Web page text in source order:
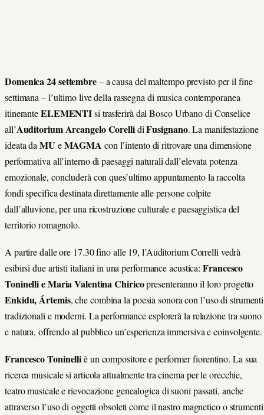
Domenica 24 settembre– a causa del maltempo previsto per il fine
settimana – l’ultimo live della rassegna di musica contemporanea
itineranteELEMENTIsi trasferirà dal Bosco Urbano di Conselice
all’Auditorium Arcangelo CorellidiFusignano. La manifestazione
ideata daMUeMAGMA con l’intento di ritrovare una dimensione
performativa all’interno di paesaggi naturali dall’elevata potenza
emozionale, concluderà con ques’ultimo appuntamento la raccolta
fondi specifica destinata direttamente alle persone colpite
dall’alluvione, per una ricostruzione culturale e paesaggistica del
territorio romagnolo.
A partire dalle ore 17.30 fino alle 19, l’Auditorium Correlli vedrà
esibirsi due artisti italiani in una performance acustica:Francesco
Toninelli e Maria Valentina Chiricopresenteranno il loro progetto
Enkidu, Ártemis, che combina la poesia sonora con l’uso di strumenti
tradizionali e moderni. La performance esplorerà la relazione tra suono
e natura, offrendo al pubblico un’esperienza immersiva e coinvolgente.
Francesco Toninelliè un compositore e performer fiorentino. La sua
ricerca musicale si articola attualmente tra cinema per le orecchie,
teatro musicale e rievocazione genealogica di suoni passati, anche
attraverso l’uso di oggetti obsoleti come il nastro magnetico o strumenti